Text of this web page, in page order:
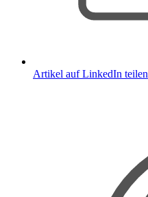
Artikel auf LinkedIn teilen